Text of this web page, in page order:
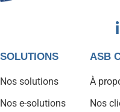
SOLUTIONS
Nos solutions
Nos e-solutions
ASB
À
Nos